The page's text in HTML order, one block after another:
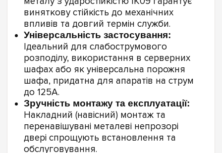
виняткову стійкість до механічних
впливів та довгий термін служби.
Універсальність застосування:
Ідеальний для слабострумового
розподілу, використання в серверних
шафах або як універсальна порожня
шафа, придатна для апаратів на струм
до 125А.
Зручність монтажу та експлуатації:
Накладний (навісний) монтаж та
перенавішувані металеві непрозорі
двері спрощують встановлення та
обслуговування.